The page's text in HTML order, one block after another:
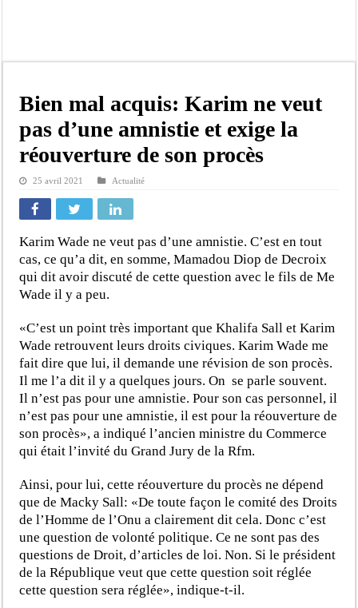
Linguère : Un élève de 14 ans meurt noyé dans un bassin de rétention
Gamou 1448 H / 2026 : le Comité scientifique dévoile les fondements du thème
Assemblée nationale : Sonko valide onze dossiers chauds
Passation de service au 3FPT : Soulèye Kane officiellement installé, il décline
Bien mal acquis: Karim ne veut
pas d’une amnistie et exige la
réouverture de son procès
25 avril 2021 Actualité
Karim Wade ne veut pas d’une amnistie. C’est en tout
cas, ce qu’a dit, en somme, Mamadou Diop de Decroix
qui dit avoir discuté de cette question avec le fils de Me
Wade il y a peu.
«C’est un point très important que Khalifa Sall et Karim
Wade retrouvent leurs droits civiques. Karim Wade me
fait dire que lui, il demande une révision de son procès.
Il me l’a dit il y a quelques jours. On se parle souvent.
Il n’est pas pour une amnistie. Pour son cas personnel, il
n’est pas pour une amnistie, il est pour la réouverture de
son procès», a indiqué l’ancien ministre du Commerce
qui était l’invité du Grand Jury de la Rfm.
Ainsi, pour lui, cette réouverture du procès ne dépend
que de Macky Sall: «De toute façon le comité des Droits
de l’Homme de l’Onu a clairement dit cela. Donc c’est
une question de volonté politique. Ce ne sont pas des
questions de Droit, d’articles de loi. Non. Si le président
de la République veut que cette question soit réglée
cette question sera réglée», indique-t-il.